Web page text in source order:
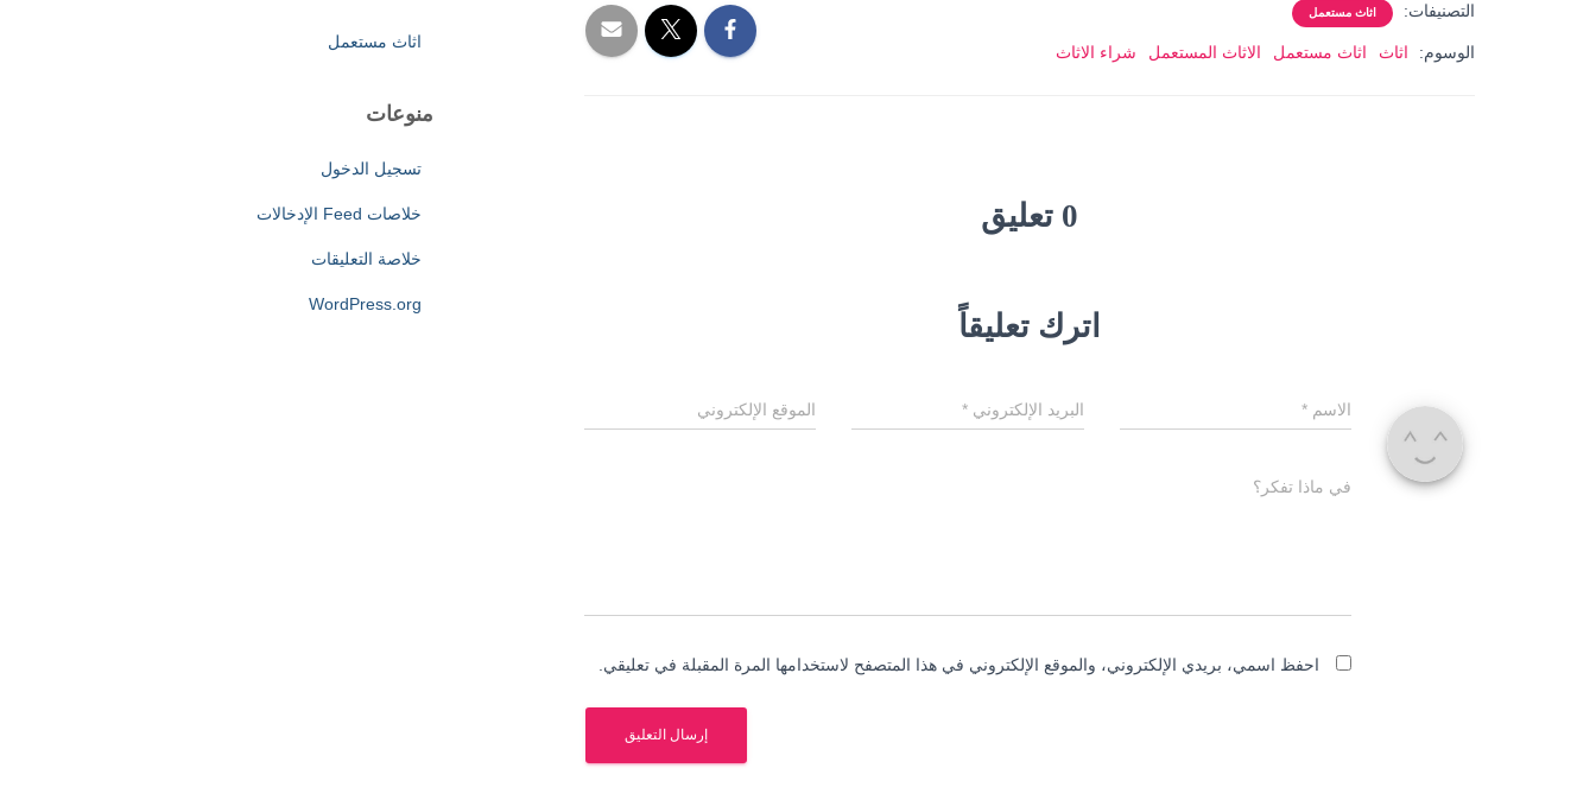
التصنيفات: اثاث مستعمل
الوسوم: اثاث اثاث مستعمل الاثاث المستعمل شراء الاثاث
0 تعليق
اترك تعليقاً
الاسم * البريد الإلكتروني* الموقع الإلكتروني
في ماذا تفكر؟
احفظ اسمي، بريدي الإلكتروني، والموقع الإلكتروني في هذا المتصفح لاستخدامها المرة المقبلة في تعليقي.
اثاث مستعمل
منوعات
تسجيل الدخول
خلاصات Feed الإدخالات
خلاصة التعليقات
WordPress.org